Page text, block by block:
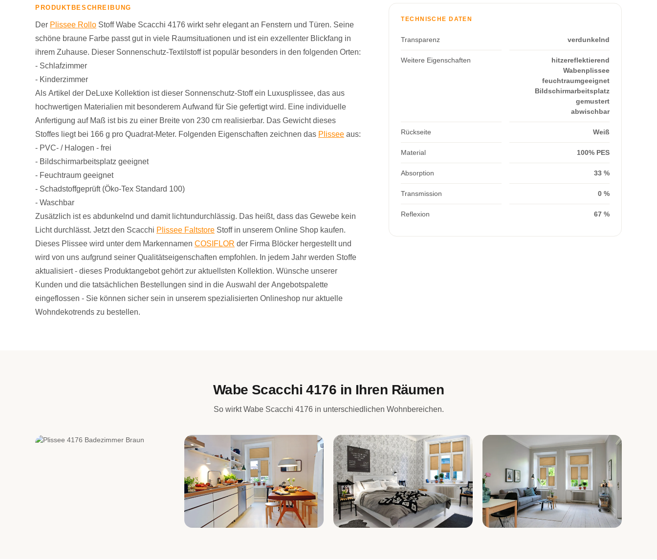
PRODUKTBESCHREIBUNG
Der Plissee Rollo Stoff Wabe Scacchi 4176 wirkt sehr elegant an Fenstern und Türen. Seine
schöne braune Farbe passt gut in viele Raumsituationen und ist ein exzellenter Blickfang in
ihrem Zuhause. Dieser Sonnenschutz-Textilstoff ist populär besonders in den folgenden Orten:
- Schlafzimmer
- Kinderzimmer
Als Artikel der DeLuxe Kollektion ist dieser Sonnenschutz-Stoff ein Luxusplissee, das aus
hochwertigen Materialien mit besonderem Aufwand für Sie gefertigt wird. Eine individuelle
Anfertigung auf Maß ist bis zu einer Breite von 230 cm realisierbar. Das Gewicht dieses
Stoffes liegt bei 166 g pro Quadrat-Meter. Folgenden Eigenschaften zeichnen das Plissee aus:
- PVC- / Halogen - frei
- Bildschirmarbeitsplatz geeignet
- Feuchtraum geeignet
- Schadstoffgeprüft (Öko-Tex Standard 100)
- Waschbar
Zusätzlich ist es abdunkelnd und damit lichtundurchlässig. Das heißt, dass das Gewebe kein
Licht durchlässt. Jetzt den Scacchi Plissee Faltstore Stoff in unserem Online Shop kaufen.
Dieses Plissee wird unter dem Markennamen COSIFLOR der Firma Blöcker hergestellt und
wird von uns aufgrund seiner Qualitätseigenschaften empfohlen. In jedem Jahr werden Stoffe
aktualisiert - dieses Produktangebot gehört zur aktuellsten Kollektion. Wünsche unserer
Kunden und die tatsächlichen Bestellungen sind in die Auswahl der Angebotspalette
eingeflossen - Sie können sicher sein in unserem spezialisierten Onlineshop nur aktuelle
Wohndekotrends zu bestellen.
TECHNISCHE DATEN
Transparenz verdunkelnd
Weitere Eigenschaften
hitzereflektierend
Wabenplissee
feuchtraumgeeignet
Bildschirmarbeitsplatz
gemustert
abwischbar
Rückseite Weiß
Material 100% PES
Absorption 33 %
Transmission 0 %
Reflexion 67 %
Wabe Scacchi 4176 in Ihren Räumen
So wirkt Wabe Scacchi 4176 in unterschiedlichen Wohnbereichen.